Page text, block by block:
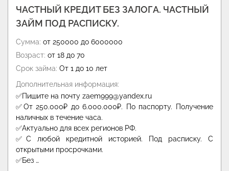
ЧАСТНЫЙ КРЕДИТ БЕЗ ЗАЛОГА. ЧАСТНЫЙ
ЗАЙМ ПОД РАСПИСКУ.
Сумма: от 250000 до 6000000
Возраст: от 18 до 70
Срок займа: От 1 до 10 лет
Дополнительная информация:
✅Пишите на почту zaem999@yandex.ru
✅От 250.000₽ до 6.000.000₽. По паспорту. Получение
наличных в течение часа.
✅Актуально для всех регионов РФ.
✅С любой кредитной историей. Под расписку. С
открытыми просрочками.
✅Без …